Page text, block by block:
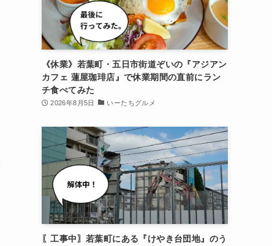
《休業》若葉町・五日市街道ぞいの『アジアン
カフェ 蓮屋珈琲店』で休業期間の直前にラン
チ食べてみた
2026年8月5日 いーたちグルメ
〖工事中〗若葉町にある『けやき台団地』のう